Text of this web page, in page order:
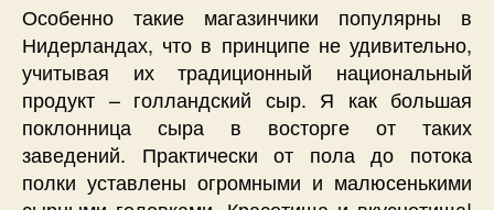
Особенно такие магазинчики популярны в
Нидерландах, что в принципе не удивительно,
учитывая их традиционный национальный
продукт – голландский сыр. Я как большая
поклонница сыра в восторге от таких
заведений. Практически от пола до потока
полки уставлены огромными и малюсенькими